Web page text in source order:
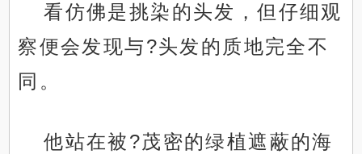
看仿佛是挑染的头发，但仔细观
察便会发现与?头发的质地完全不
同。
他站在被?茂密的绿植遮蔽的海